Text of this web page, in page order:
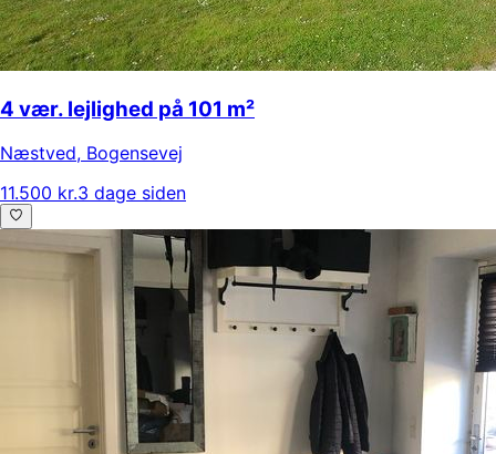
4 vær. lejlighed på 101 m²
Næstved, Bogensevej
11.500 kr.3 dage siden